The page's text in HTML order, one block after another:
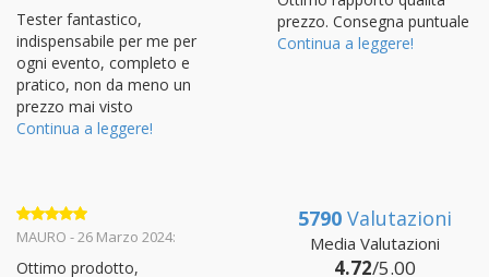
Tester fantastico,
indispensabile per me per
ogni evento, completo e
pratico, non da meno un
prezzo mai visto
Continua a leggere!
prezzo. Consegna puntuale
Continua a leggere!
Valutato5
MAURO - 26 Marzo 2024:
Ottimo prodotto,
5790 Valutazioni
Media Valutazioni
4.72/5.00